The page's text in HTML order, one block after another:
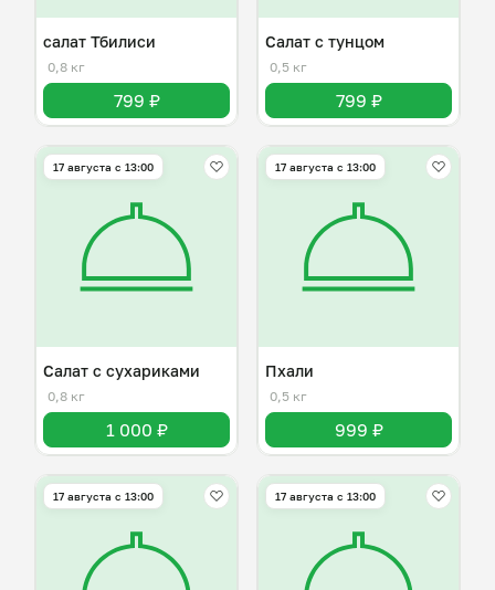
салат Тбилиси
0,8 кг
799 ₽
Салат с тунцом
0,5 кг
799 ₽
17 августа с 13:00
Салат с сухариками
0,8 кг
1 000 ₽
17 августа с 13:00
Пхали
0,5 кг
999 ₽
17 августа с 13:00 17 августа с 13:00